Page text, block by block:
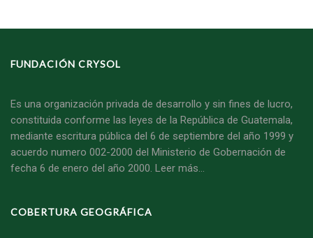
FUNDACIÓN CRYSOL
Es una organización privada de desarrollo y sin fines de lucro,
constituida conforme las leyes de la República de Guatemala,
mediante escritura pública del 6 de septiembre del año 1999 y
acuerdo numero 002-2000 del Ministerio de Gobernación de
fecha 6 de enero del año 2000. Leer más…
COBERTURA GEOGRÁFICA